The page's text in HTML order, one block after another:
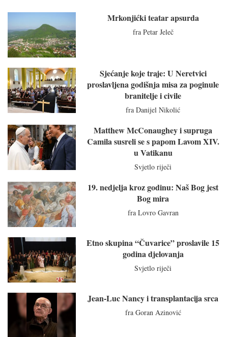
Mrkonjićki teatar apsurda
fra Petar Jeleč
Sjećanje koje traje: U Neretvici
proslavljena godišnja misa za poginule
branitelje i civile
fra Danijel Nikolić
Matthew McConaughey i supruga
Camila susreli se s papom Lavom XIV.
u Vatikanu
Svjetlo riječi
19. nedjelja kroz godinu: Naš Bog jest
Bog mira
fra Lovro Gavran
Etno skupina “Čuvarice” proslavile 15
godina djelovanja
Svjetlo riječi
Jean-Luc Nancy i transplantacija srca
fra Goran Azinović